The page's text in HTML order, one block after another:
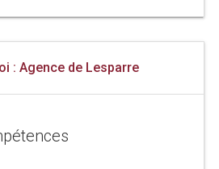
: Agence de Lesparre